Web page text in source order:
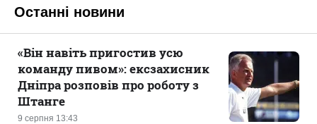
Останні новини
9 серпня 13:43
«Він навіть пригостив усю
команду пивом»: ексзахисник
Дніпра розповів про роботу з
Штанге